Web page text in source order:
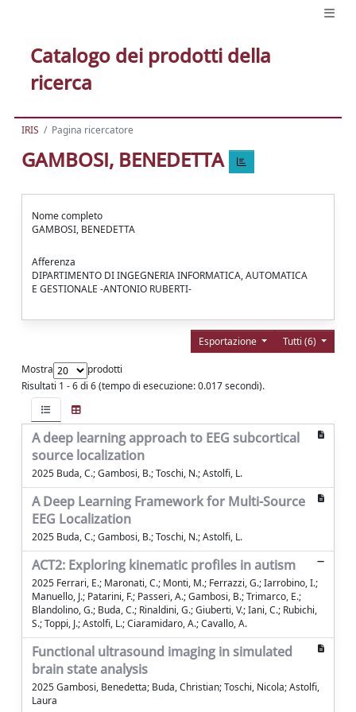
Catalogo dei prodotti della
ricerca
IRIS Pagina ricercatore
GAMBOSI, BENEDETTA
Nome completo
GAMBOSI, BENEDETTA
Afferenza
DIPARTIMENTO DI INGEGNERIA INFORMATICA, AUTOMATICA
E GESTIONALE -ANTONIO RUBERTI-
Tutti (6)
Esportazione
Mostra
prodotti
Risultati 1 - 6 di 6 (tempo di esecuzione: 0.017 secondi).
A deep learning approach to EEG subcortical
source localization
2025 Buda, C.; Gambosi, B.; Toschi, N.; Astolfi, L.
A Deep Learning Framework for Multi-Source
EEG Localization
2025 Buda, C.; Gambosi, B.; Toschi, N.; Astolfi, L.
ACT2: Exploring kinematic profiles in autism
2025 Ferrari, E.; Maronati, C.; Monti, M.; Ferrazzi, G.; Iarrobino, I.;
Manuello, J.; Patarini, F.; Passeri, A.; Gambosi, B.; Trimarco, E.;
Blandolino, G.; Buda, C.; Rinaldini, G.; Giuberti, V.; Iani, C.; Rubichi,
S.; Toppi, J.; Astolfi, L.; Ciaramidaro, A.; Cavallo, A.
Functional ultrasound imaging in simulated
brain state analysis
2025 Gambosi, Benedetta; Buda, Christian; Toschi, Nicola; Astolfi,
Laura